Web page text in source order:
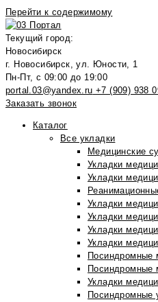
Перейти к содержимому
Текущий город:
Новосибирск
г. Новосибирск, ул. Юности, 1
Пн-Пт, с 09:00 до 19:00
portal.03@yandex.ru +7 (909) 938
Заказать звонок
Каталог
Все укладки
Медицинские
Укладки
Укладки
Укладки
Укладки
Укладки
Укладки
Посиндромные
Посиндромные
Укладки
Посиндромные